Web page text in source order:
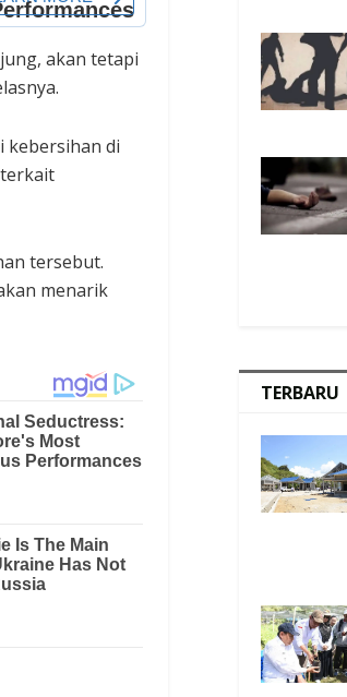
akan tetapi
kebersihan di
tersebut.
menarik
TERBARU